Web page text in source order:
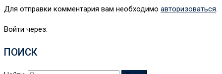
Для отправки комментария вам необходимо авторизоваться
Войти через:
ПОИСК